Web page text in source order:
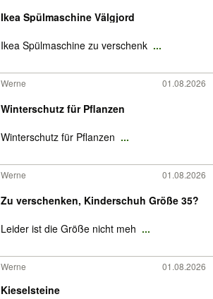
Ikea Spülmaschine Välgjord
Ikea Spülmaschine zu verschenk ...
Werne 01.08.2026
Winterschutz für Pflanzen
Winterschutz für Pflanzen ...
Werne 01.08.2026
Zu verschenken, Kinderschuh Größe 35?
Leider ist die Größe nicht meh ...
Werne 01.08.2026
Kieselsteine